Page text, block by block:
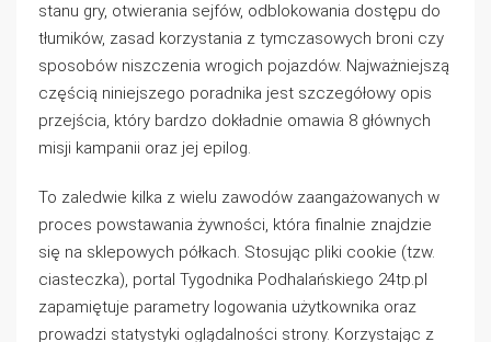
stanu gry, otwierania sejfów, odblokowania dostępu do
tłumików, zasad korzystania z tymczasowych broni czy
sposobów niszczenia wrogich pojazdów. Najważniejszą
częścią niniejszego poradnika jest szczegółowy opis
przejścia, który bardzo dokładnie omawia 8 głównych
misji kampanii oraz jej epilog.
To zaledwie kilka z wielu zawodów zaangażowanych w
proces powstawania żywności, która finalnie znajdzie
się na sklepowych półkach. Stosując pliki cookie (tzw.
ciasteczka), portal Tygodnika Podhalańskiego 24tp.pl
zapamiętuje parametry logowania użytkownika oraz
prowadzi statystyki oglądalności strony. Korzystając z